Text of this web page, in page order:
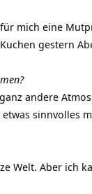
mich eine
gestern
andere
sinnvolles
Welt. Aber ich